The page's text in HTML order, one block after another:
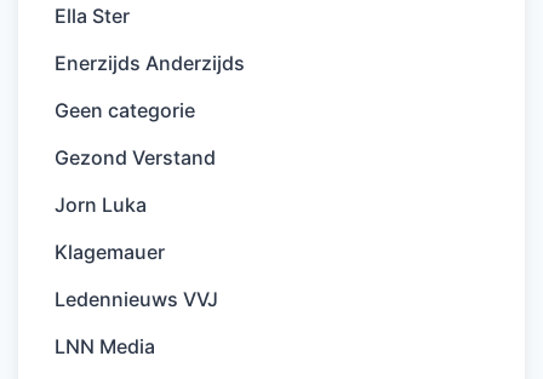
Ella Ster
Enerzijds Anderzijds
Geen categorie
Gezond Verstand
Jorn Luka
Klagemauer
Ledennieuws VVJ
LNN Media